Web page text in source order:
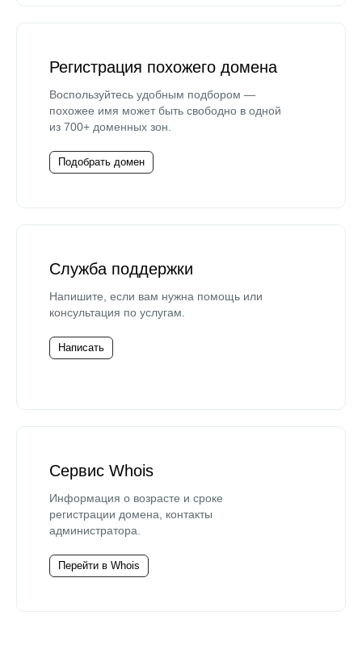
Регистрация похожего домена
Воспользуйтесь удобным подбором —
похожее имя может быть свободно в одной
из 700+ доменных зон.
Подобрать домен
Служба поддержки
Напишите, если вам нужна помощь или
консультация по услугам.
Написать
Сервис Whois
Информация о возрасте и сроке
регистрации домена, контакты
администратора.
Перейти в Whois